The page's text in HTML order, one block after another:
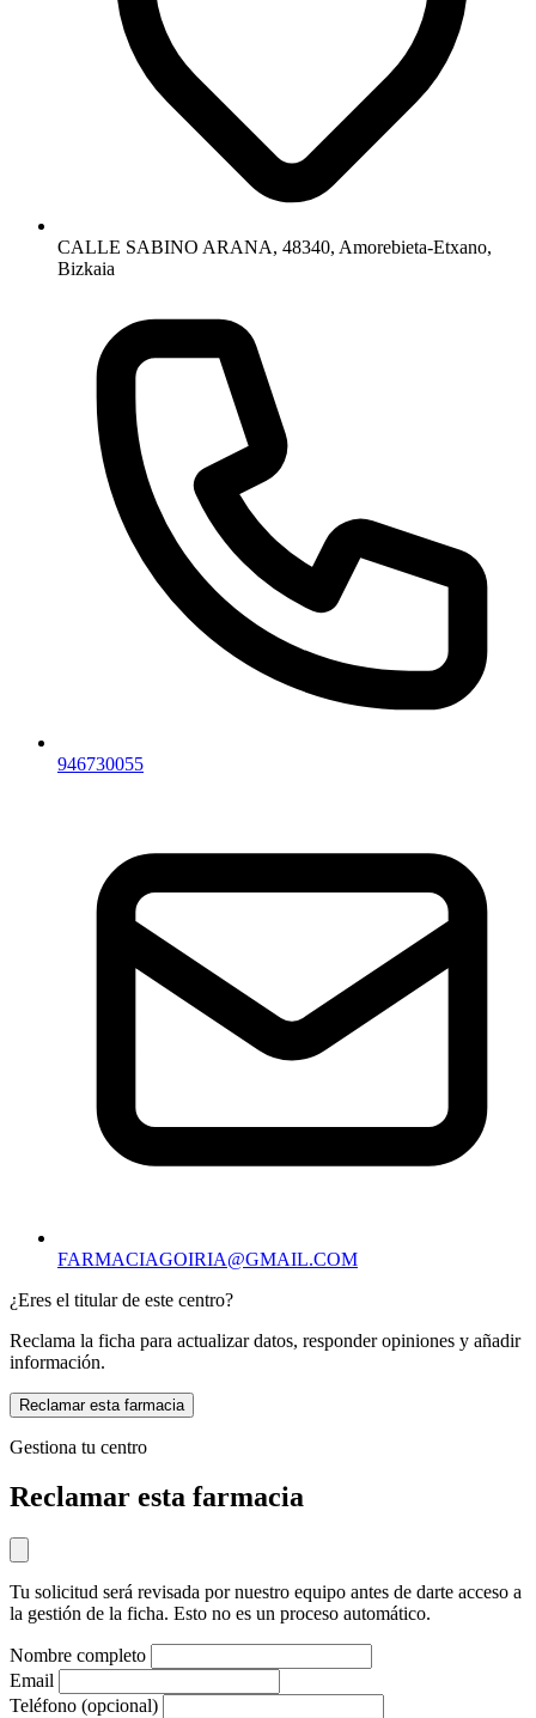
CALLE SABINO ARANA, 48340, Amorebieta-Etxano,
Bizkaia
946730055
FARMACIAGOIRIA@GMAIL.COM
¿Eres el titular de este centro?
Reclama la ficha para actualizar datos, responder opiniones y añadir
información.
Reclamar esta farmacia
Gestiona tu centro
Reclamar esta farmacia
Tu solicitud será revisada por nuestro equipo antes de darte acceso a
la gestión de la ficha. Esto no es un proceso automático.
Nombre completo
Email
Teléfono (opcional)